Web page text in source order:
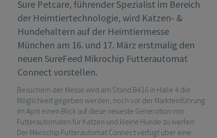
Sure Petcare, führender Spezialist im Bereich
der Heimtiertechnologie, wird Katzen- &
Hundehaltern auf der Heimtiermesse
München am 16. und 17. März erstmalig den
neuen SureFeed Mikrochip Futterautomat
Connect vorstellen.
Besuchern der Messe wird am Stand B416 in Halle 4 die
Möglichkeit gegeben werden, noch vor der Markteinführung
im April einen Blick auf diese neueste Generation von
Futterautomaten für Katzen und kleine Hunde zu werfen:
Der Mikrochip Futterautomat Connect verfügt über eine